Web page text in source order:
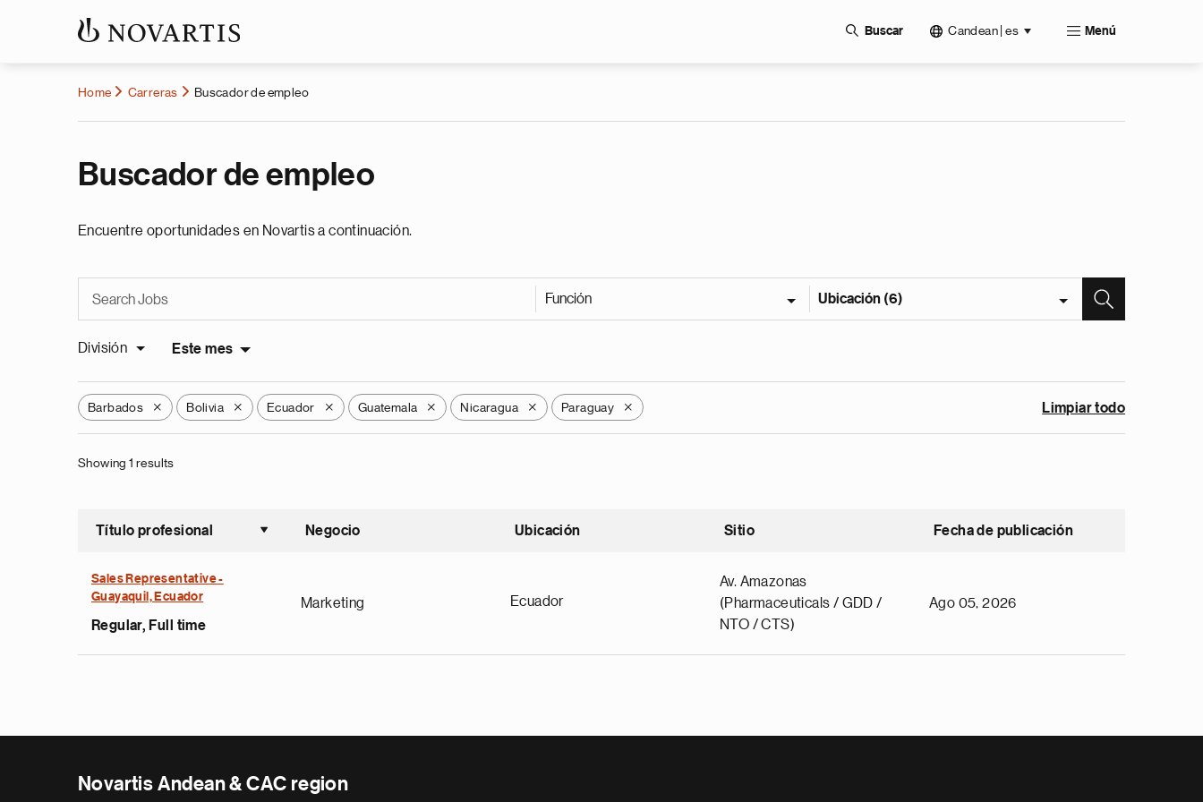
Buscar Candean | es Menú
Home Carreras Buscador de empleo
Buscador de empleo
Encuentre oportunidades en Novartis a continuación.
Función Ubicación (6)
División Este mes
Barbados X Bolivia X Ecuador X Guatemala X Nicaragua X Paraguay X Limpiar todo
Showing 1 results
Título profesional
Ordenar ascendente
Negocio Ubicación Sitio Fecha de publicación
Sales Representative -
Guayaquil, Ecuador
Regular, Full time
Marketing Ecuador
Av. Amazonas
(Pharmaceuticals / GDD /
NTO / CTS)
Ago 05, 2026
Novartis Andean & CAC region